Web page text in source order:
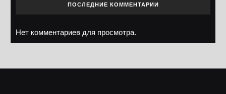
ПОСЛЕДНИЕ КОММЕНТАРИИ
Нет комментариев для просмотра.